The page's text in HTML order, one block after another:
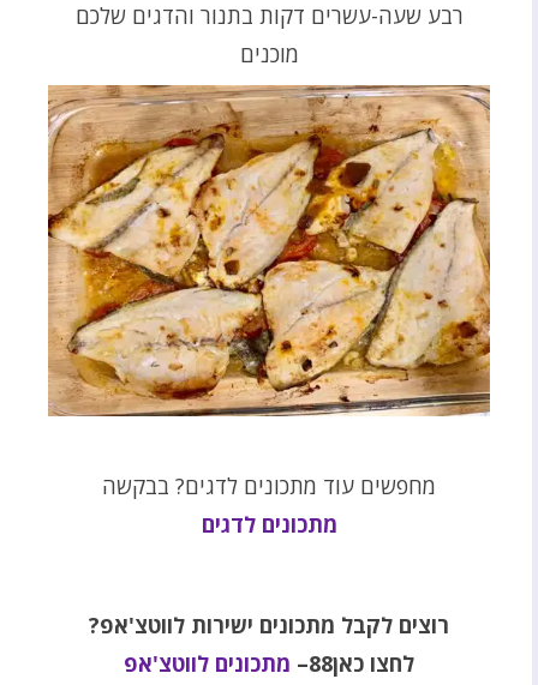
רבע שעה-עשרים דקות בתנור והדגים שלכם
מוכנים
מחפשים עוד מתכונים לדגים? בבקשה
מתכונים לדגים
רוצים לקבל מתכונים ישירות לווטצ'אפ?
לחצו כאן88–
מתכונים לווטצ'אפ